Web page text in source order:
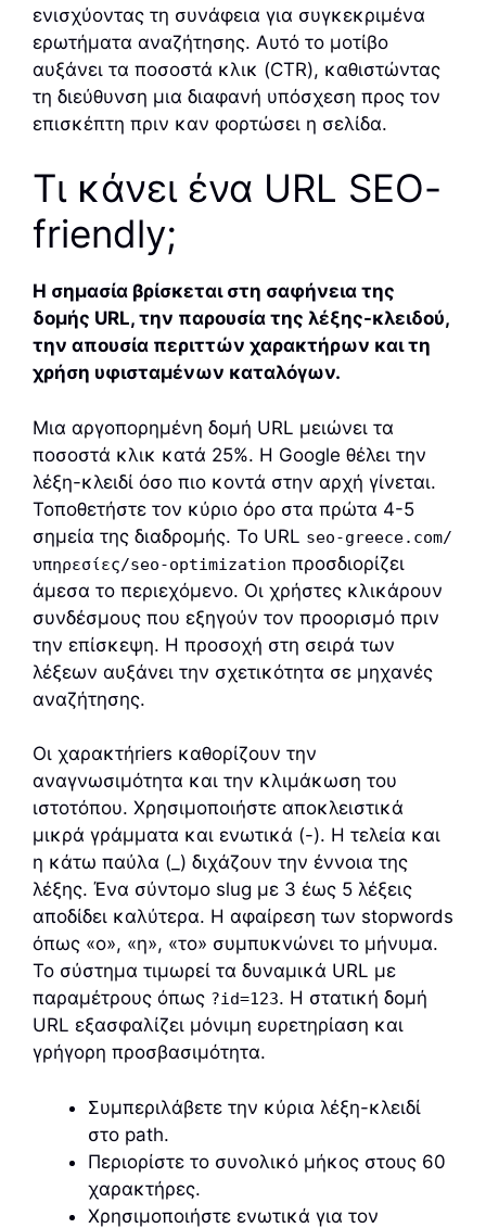
ενισχύοντας τη συνάφεια για συγκεκριμένα
ερωτήματα αναζήτησης. Αυτό το μοτίβο
αυξάνει τα ποσοστά κλικ (CTR), καθιστώντας
τη διεύθυνση μια διαφανή υπόσχεση προς τον
επισκέπτη πριν καν φορτώσει η σελίδα.
Τι κάνει ένα URL SEO-
friendly;
Η σημασία βρίσκεται στη σαφήνεια της
δομής URL, την παρουσία της λέξης-κλειδού,
την απουσία περιττών χαρακτήρων και τη
χρήση υφισταμένων καταλόγων.
Μια αργοπορημένη δομή URL μειώνει τα
ποσοστά κλικ κατά 25%. Η Google θέλει την
λέξη-κλειδί όσο πιο κοντά στην αρχή γίνεται.
Τοποθετήστε τον κύριο όρο στα πρώτα 4-5
σημεία της διαδρομής. Το URL seo-greece.com/
υπηρεσίες/seo-optimization προσδιορίζει
άμεσα το περιεχόμενο. Οι χρήστες κλικάρουν
συνδέσμους που εξηγούν τον προορισμό πριν
την επίσκεψη. Η προσοχή στη σειρά των
λέξεων αυξάνει την σχετικότητα σε μηχανές
αναζήτησης.
Οι χαρακτήriers καθορίζουν την
αναγνωσιμότητα και την κλιμάκωση του
ιστοτόπου. Χρησιμοποιήστε αποκλειστικά
μικρά γράμματα και ενωτικά (-). Η τελεία και
η κάτω παύλα (_) διχάζουν την έννοια της
λέξης. Ένα σύντομο slug με 3 έως 5 λέξεις
αποδίδει καλύτερα. Η αφαίρεση των stopwords
όπως «ο», «η», «το» συμπυκνώνει το μήνυμα.
Το σύστημα τιμωρεί τα δυναμικά URL με
παραμέτρους όπως ?id=123. Η στατική δομή
URL εξασφαλίζει μόνιμη ευρετηρίαση και
γρήγορη προσβασιμότητα.
Συμπεριλάβετε την κύρια λέξη-κλειδί
στο path.
Περιορίστε το συνολικό μήκος στους 60
χαρακτήρες.
Χρησιμοποιήστε ενωτικά για τον